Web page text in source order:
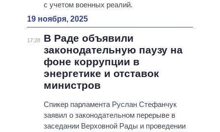
с учетом военных реалий.
19 ноября, 2025
17:28
В Раде объявили
законодательную паузу на
фоне коррупции в
энергетике и отставок
министров
Спикер парламента Руслан Стефанчук
заявил о законодательном перерыве в
заседании Верховной Рады и проведении